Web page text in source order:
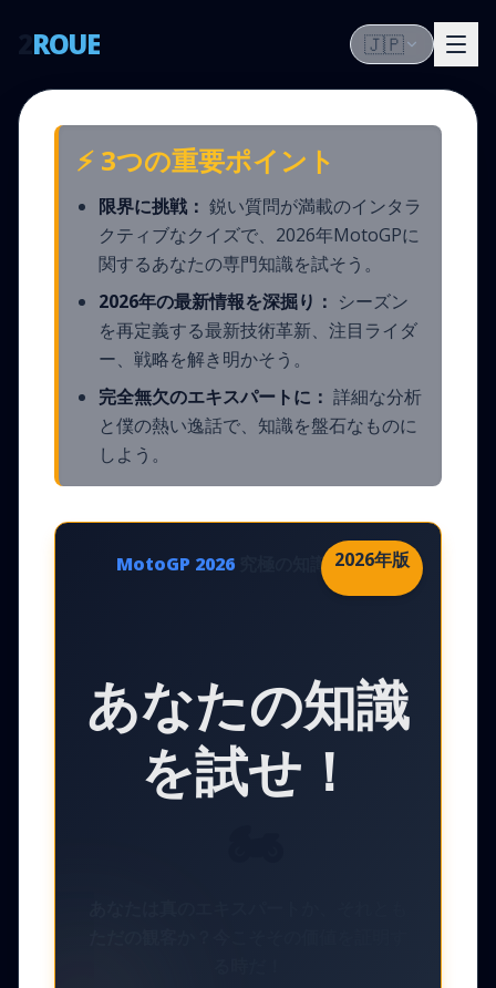
ROUE 🇯🇵
⚡ 3つの重要ポイント
限界に挑戦： 鋭い質問が満載のインタラ
クティブなクイズで、2026年MotoGPに
関するあなたの専門知識を試そう。
2026年の最新情報を深掘り： シーズン
を再定義する最新技術革新、注目ライダ
ー、戦略を解き明かそう。
完全無欠のエキスパートに： 詳細な分析
と僕の熱い逸話で、知識を盤石なものに
しよう。
MotoGP 2026究極の知識テスト
あなたの知識
を試せ！
2026年版